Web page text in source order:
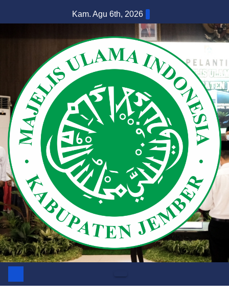
to
Kam. Agu 6th, 2026